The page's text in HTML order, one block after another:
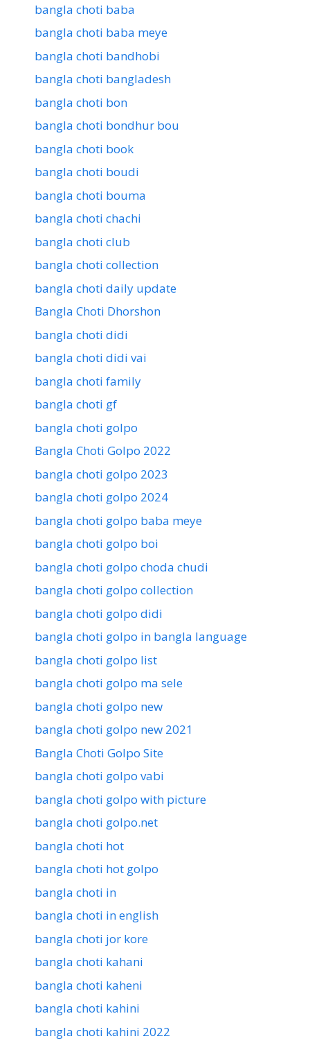
bangla choti baba
bangla choti baba meye
bangla choti bandhobi
bangla choti bangladesh
bangla choti bon
bangla choti bondhur bou
bangla choti book
bangla choti boudi
bangla choti bouma
bangla choti chachi
bangla choti club
bangla choti collection
bangla choti daily update
Bangla Choti Dhorshon
bangla choti didi
bangla choti didi vai
bangla choti family
bangla choti gf
bangla choti golpo
Bangla Choti Golpo 2022
bangla choti golpo 2023
bangla choti golpo 2024
bangla choti golpo baba meye
bangla choti golpo boi
bangla choti golpo choda chudi
bangla choti golpo collection
bangla choti golpo didi
bangla choti golpo in bangla language
bangla choti golpo list
bangla choti golpo ma sele
bangla choti golpo new
bangla choti golpo new 2021
Bangla Choti Golpo Site
bangla choti golpo vabi
bangla choti golpo with picture
bangla choti golpo.net
bangla choti hot
bangla choti hot golpo
bangla choti in
bangla choti in english
bangla choti jor kore
bangla choti kahani
bangla choti kaheni
bangla choti kahini
bangla choti kahini 2022